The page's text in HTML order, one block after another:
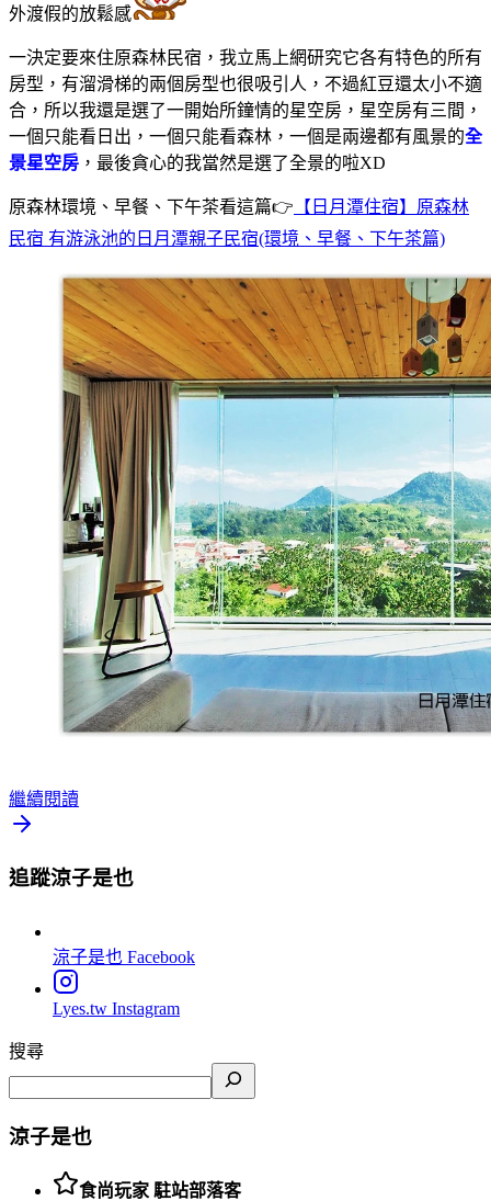
外渡假的放鬆感
一決定要來住原森林民宿，我立馬上網研究它各有特色的所有
房型，有溜滑梯的兩個房型也很吸引人，不過紅豆還太小不適
合，所以我還是選了一開始所鐘情的星空房，星空房有三間，
一個只能看日出，一個只能看森林，一個是兩邊都有風景的全
景星空房 ，最後貪心的我當然是選了全景的啦XD
原森林環境、早餐、下午茶看這篇👉 【日月潭住宿】原森林
民宿 有游泳池的日月潭親子民宿(環境、早餐、下午茶篇)
繼續閱讀
追蹤涼子是也
涼子是也 Facebook
Lyes.tw Instagram
搜尋
涼子是也
食尚玩家 駐站部落客